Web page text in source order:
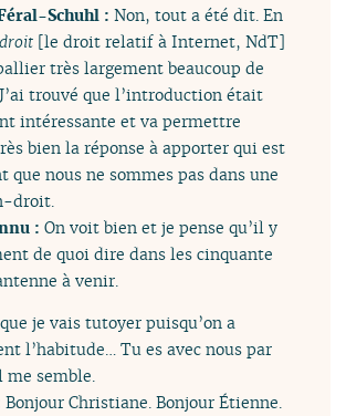
Schuhl :Non, tout a été dit. En
[le droit relatif à Internet, NdT]
très largement beaucoup de
trouvé que l’introduction était
intéressante et va permettre
bien la réponse à apporter qui est
que nous ne sommes pas dans une
droit.
:On voit bien et je pense qu’il y
de quoi dire dans les cinquante
à venir.
je vais tutoyer puisqu’on a
l’habitude… Tu es avec nous par
semble.
Bonjour Christiane. Bonjour Étienne.